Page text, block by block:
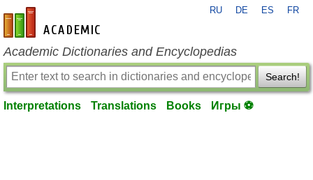
en-academic.com
RU DE ES FR
Academic Dictionaries and Encyclopedias
Search!
Interpretations Translations Books Игры ⚽